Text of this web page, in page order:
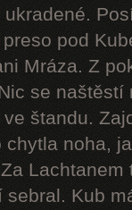
pod
Mráza. Z
se naštěstí
štandu.
noha,
Kub